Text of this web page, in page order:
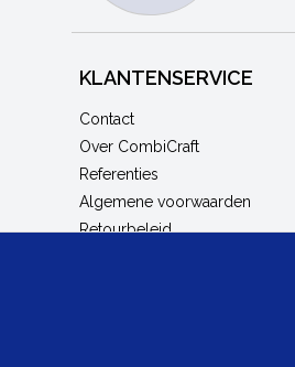
KLANTENSERVICE
Contact
Over CombiCraft
Referenties
Algemene voorwaarden
Retourbeleid